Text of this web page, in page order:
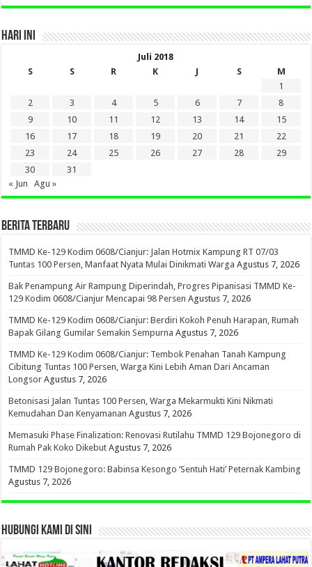
HARI INI
Juli 2018
S
S R K J S
M
1
2
3 4 5 6 7
8
9
10 11 12 13 14
15
16
17 18 19 20 21
22
23
24 25 26 27 28
29
30
31
« Jun
Agu »
BERITA TERBARU
TMMD Ke-129 Kodim 0608/Cianjur: Jalan Hotmix Kampung RT 07/03
Tuntas 100 Persen, Manfaat Nyata Mulai Dinikmati Warga Agustus 7, 2026
Bak Penampung Air Rampung Diperindah, Progres Pipanisasi TMMD Ke-
129 Kodim 0608/Cianjur Mencapai 98 Persen Agustus 7, 2026
TMMD Ke-129 Kodim 0608/Cianjur: Berdiri Kokoh Penuh Harapan, Rumah
Bapak Gilang Gumilar Semakin Sempurna Agustus 7, 2026
TMMD Ke-129 Kodim 0608/Cianjur: Tembok Penahan Tanah Kampung
Cibitung Tuntas 100 Persen, Warga Kini Lebih Aman Dari Ancaman
Longsor Agustus 7, 2026
Betonisasi Jalan Tuntas 100 Persen, Warga Mekarmukti Kini Nikmati
Kemudahan Dan Kenyamanan Agustus 7, 2026
Memasuki Phase Finalization: Renovasi Rutilahu TMMD 129 Bojonegoro di
Rumah Pak Koko Dikebut Agustus 7, 2026
TMMD 129 Bojonegoro: Babinsa Kesongo ‘Sentuh Hati’ Peternak Kambing
Agustus 7, 2026
HUBUNGI KAMI DI SINI